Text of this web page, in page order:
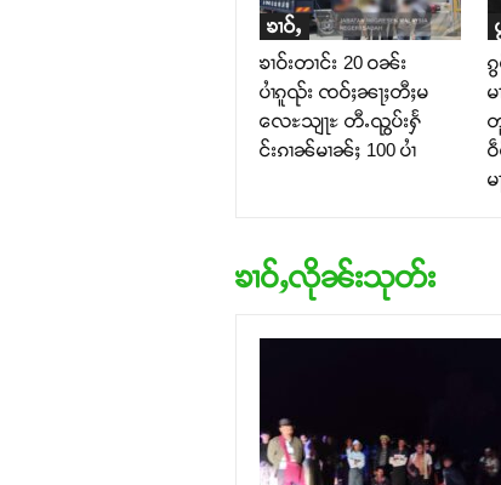
ၶၢဝ်ႇ
ၶၢဝ်းတၢင်း 20 ဝၼ်း
ပၢႆၵူၺ်း ၸဝ်ႈၼႃႈတီႈမ
လေႊသျႃႊ တီႉၺွပ်းႁႅ
င်းၵၢၼ်မၢၼ်ႈ 100 ပၢႆ
မ
ၶၢဝ်ႇလိုၼ်းသုတ်း